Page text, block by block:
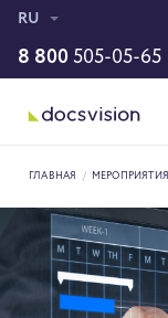
RU
8 800 505-05-65
ГЛАВНАЯ / МЕРОПРИЯТИЯ